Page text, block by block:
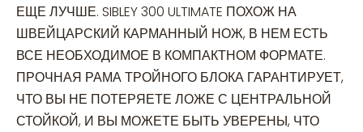
ЕЩЕ ЛУЧШЕ. SIBLEY 300 ULTIMATE ПОХОЖ НА
ШВЕЙЦАРСКИЙ КАРМАННЫЙ НОЖ, В НЕМ ЕСТЬ
ВСЕ НЕОБХОДИМОЕ В КОМПАКТНОМ ФОРМАТЕ.
ПРОЧНАЯ РАМА ТРОЙНОГО БЛОКА ГАРАНТИРУЕТ,
ЧТО ВЫ НЕ ПОТЕРЯЕТЕ ЛОЖЕ С ЦЕНТРАЛЬНОЙ
СТОЙКОЙ, И ВЫ МОЖЕТЕ БЫТЬ УВЕРЕНЫ, ЧТО